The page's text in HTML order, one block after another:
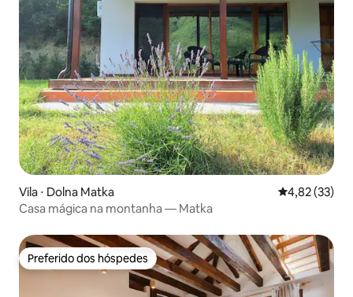
Vila ⋅ Dolna Matka 4,82 de uma
4,82 (33)
Casa mágica na montanha — Matka
Preferido dos hóspedes
Preferido dos hóspedes